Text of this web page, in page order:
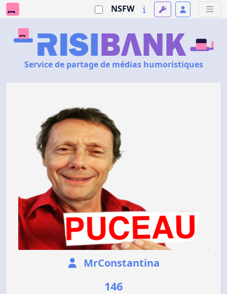
NSFW
Service de partage de médias humoristiques
MrConstantina
146